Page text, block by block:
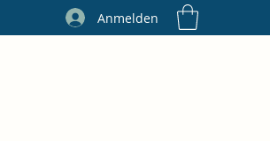
Anmelden